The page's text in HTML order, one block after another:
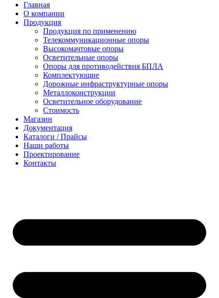
Главная
О компании
Продукция
Продукция по применению
Телекоммуникационные опоры
Высокомачтовые опоры
Осветительные опоры
Опоры для противодействия БПЛА
Комплектующие
Дорожные инфраструктурные опоры
Металлоконструкции
Осветительное оборудование
Стоимость
Магазин
Документация
Каталоги / Прайсы
Наши работы
Проектирование
Контакты